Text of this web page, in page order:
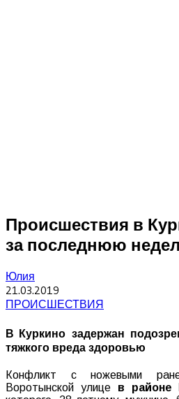
Происшествия в
за последнюю
Юлия
21.03.2019
ПРОИСШЕСТВИЯ
В Куркино задержан
тяжкого вреда здоровью
Конфликт с ножевыми
Воротынской улице в районе